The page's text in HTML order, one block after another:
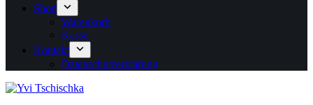
Shop
Warenkorb
Kasse
Kontakt
Datenschutzerklärung